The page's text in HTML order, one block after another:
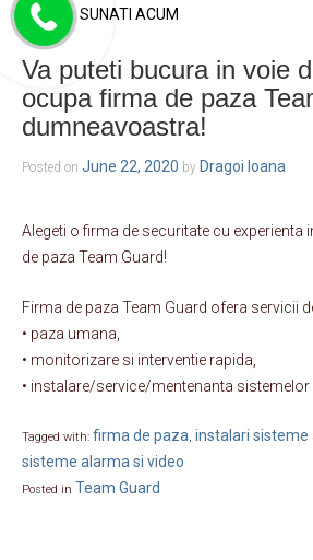
securitatea dumneavoastra!
Va puteti bucura in voie
ocupa firma de paza
dumneavoastra!
Posted on June 22, 2020 by Dragoi Ioana
Alegeti o firma de securitate cu
de paza Team Guard!
Firma de paza Team Guard ofera servicii
• paza umana,
• monitorizare si interventie rapida,
• instalare/service/mentenanta sistemelor
Tagged with: firma de paza, instalari sisteme
sisteme alarma si video
Posted in Team Guard
SUNATI ACUM